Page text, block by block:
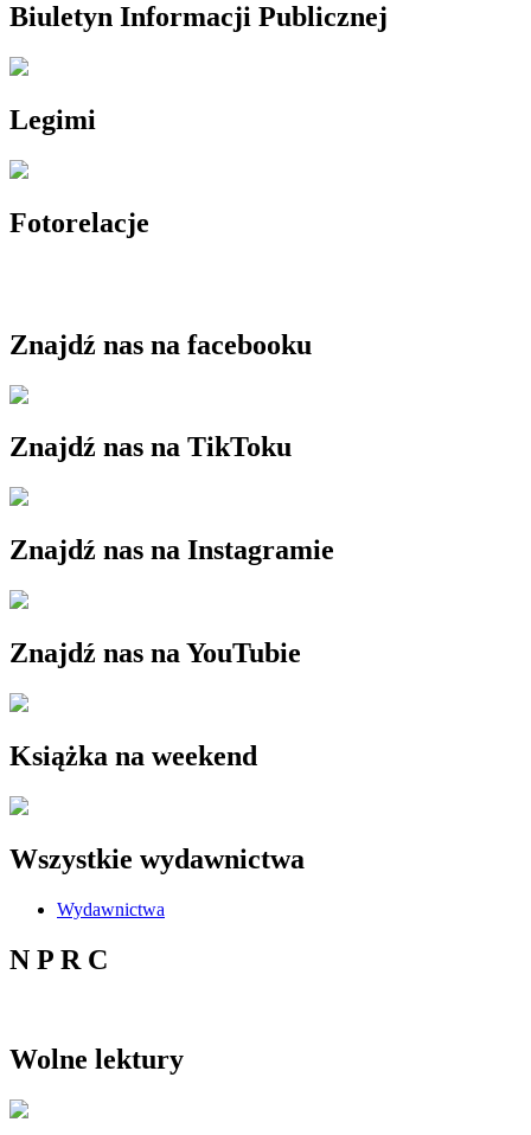
Biuletyn Informacji Publicznej
Legimi
Fotorelacje
Znajdź nas na facebooku
Znajdź nas na TikToku
Znajdź nas na Instagramie
Znajdź nas na YouTubie
Książka na weekend
Wszystkie wydawnictwa
Wydawnictwa
N P R C
Wolne lektury